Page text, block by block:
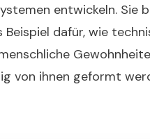
entwickeln. Sie
Beispiel dafür, wie
von ihnen geformt